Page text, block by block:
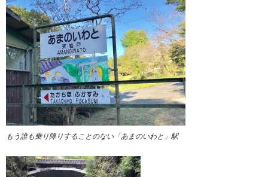
もう誰も乗り降りすることのない「あまのいわと」駅